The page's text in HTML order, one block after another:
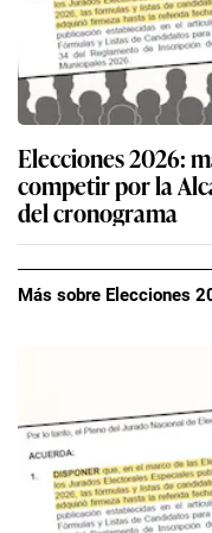
Elecciones 2026:
competir por la
del cronograma
Más sobre Elecciones